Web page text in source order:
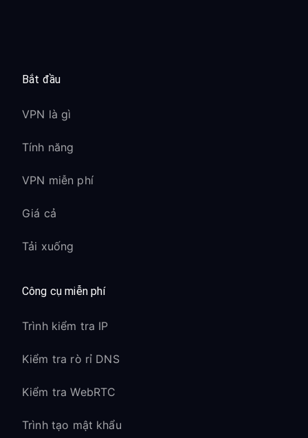
Bắt đầu
VPN là gì
Tính năng
VPN miễn phí
Giá cả
Tải xuống
Công cụ miễn phí
Trình kiểm tra IP
Kiểm tra rò rỉ DNS
Kiểm tra WebRTC
Trình tạo mật khẩu